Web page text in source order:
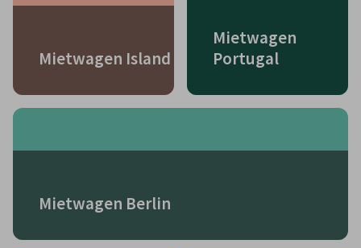
Mietwagen Island
Mietwagen
Portugal
Mietwagen Berlin